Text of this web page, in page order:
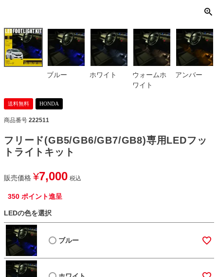
ブルー ホワイト
ウォームホ
ワイト
アンバー
送料無料 HONDA
商品番号 222511
フリード(GB5/GB6/GB7/GB8)専用LEDフッ
トライトキット
販売価格 ¥7,000 税込
350 ポイント進呈
LEDの色を選択
ブルー